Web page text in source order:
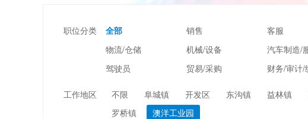
职位分类 全部 销售 客服
物流/仓储
机械/设备 汽车制造/
驾驶员
贸易/采购 财务/审计/
市场/媒介/公关
广告/会展/咨询
工作地区 不限 阜城镇 开发区 东沟镇 益林镇
罗桥镇
澳洋工业园